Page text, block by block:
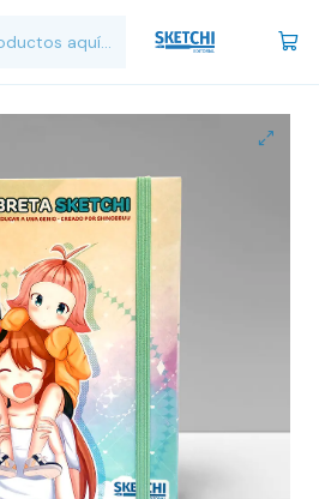
educar a una genio?